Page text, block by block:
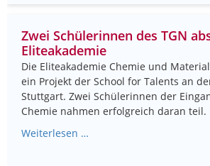
Zwei Schülerinnen des TGN
Eliteakademie
Die Eliteakademie Chemie und
ein Projekt der School for Talents an
Stuttgart. Zwei Schülerinnen der
Chemie nahmen erfolgreich daran teil.
Weiterlesen …